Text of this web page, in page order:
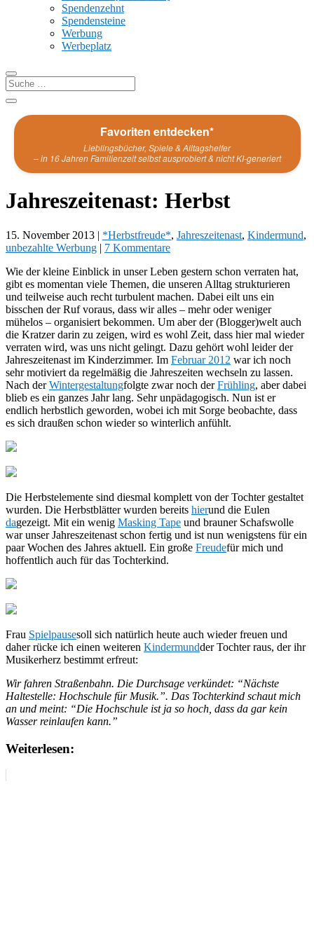
Spendenzehnt
Spendensteine
Werbung
Werbeplatz
Favoriten entdecken*
Lieblingsbücher, Spiele & Alltagshelfer
– in 16 Jahren Familienzeit selbst ausprobiert & nicht KI-generiert
Jahreszeitenast: Herbst
15. November 2013 | *Herbstfreude*, Jahreszeitenast, Kindermund,
unbezahlte Werbung | 7 Kommentare
Wie der kleine Einblick in unser Leben gestern schon verraten hat,
gibt es momentan viele Themen, die unseren Alltag strukturieren
und teilweise auch recht turbulent machen. Dabei eilt uns ein
bisschen der Ruf voraus, dass wir alles – mehr oder weniger
mühelos – organisiert bekommen. Um aber der (Blogger)welt auch
die Kratzer darin zu zeigen, wird es wohl Zeit, dass hier mal wieder
verraten wird, was uns nicht gelingt. Dazu gehört wohl leider der
Jahreszeitenast im Kinderzimmer. Im Februar 2012 war ich noch
sehr motiviert da regelmäßig die Jahreszeiten wechseln zu lassen.
Nach derWintergestaltungfolgte zwar noch derFrühling, aber dabei
blieb es ein ganzes Jahr lang. Sehr unpädagogisch. Nun ist er
endlich herbstlich geworden, wobei ich mit Sorge beobachte, dass
es sich draußen schon wieder so winterlich anfühlt.
Die Herbstelemente sind diesmal komplett von der Tochter gestaltet
wurden. Die Herbstblätter wurden bereits hierund die Eulen
dagezeigt. Mit ein wenig Masking Tape und brauner Schafswolle
war unser Jahreszeitenast schon fertig und ist nun wenigstens für ein
paar Wochen des Jahres aktuell. Ein große Freudefür mich und
hoffentlich auch für das Tochterkind.
Frau Spielpausesoll sich natürlich heute auch wieder freuen und
daher rücke ich einen weiteren Kindermundder Tochter raus, der ihr
Musikerherz bestimmt erfreut:
Wir fahren Straßenbahn. Die Durchsage verkündet: “Nächste
Haltestelle: Hochschule für Musik.”. Das Tochterkind schaut mich
an und meint: “Die Hochschule ist ja so hoch, dass da gar kein
Wasser reinlaufen kann.”
Weiterlesen: